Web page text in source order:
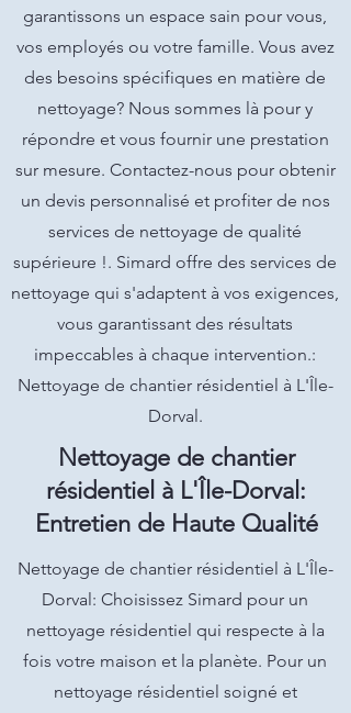
garantissons un espace sain pour vous,
vos employés ou votre famille. Vous avez
des besoins spécifiques en matière de
nettoyage? Nous sommes là pour y
répondre et vous fournir une prestation
sur mesure. Contactez-nous pour obtenir
un devis personnalisé et profiter de nos
services de nettoyage de qualité
supérieure !. Simard offre des services de
nettoyage qui s'adaptent à vos exigences,
vous garantissant des résultats
impeccables à chaque intervention.:
Nettoyage de chantier résidentiel à L'Île-
Dorval.
Nettoyage de chantier
résidentiel à L'Île-Dorval:
Entretien de Haute Qualité
Nettoyage de chantier résidentiel à L'Île-
Dorval: Choisissez Simard pour un
nettoyage résidentiel qui respecte à la
fois votre maison et la planète. Pour un
nettoyage résidentiel soigné et